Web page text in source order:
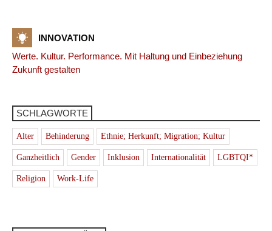
INNOVATION
Werte. Kultur. Performance. Mit Haltung und Einbeziehung
Zukunft gestalten
SCHLAGWORTE
Alter Behinderung Ethnie; Herkunft; Migration; Kultur
Ganzheitlich Gender Inklusion Internationalität LGBTQI*
Religion Work-Life